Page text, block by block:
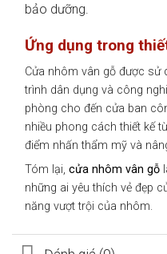
bảo dưỡng.
Ứng dụng trong
Cửa nhôm vân gỗ được sử
trình dân dụng và công
phòng cho đến cửa ban
nhiều phong cách thiết kế
điểm nhấn thẩm mỹ và
Tóm lại, cửa nhôm vân gỗ
những ai yêu thích vẻ đẹp
năng vượt trội của nhôm.